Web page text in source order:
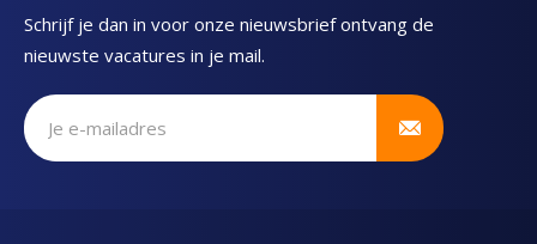
Schrijf je dan in voor onze nieuwsbrief ontvang de
nieuwste vacatures in je mail.
Schrijf je in voor onze nieuwsbrief